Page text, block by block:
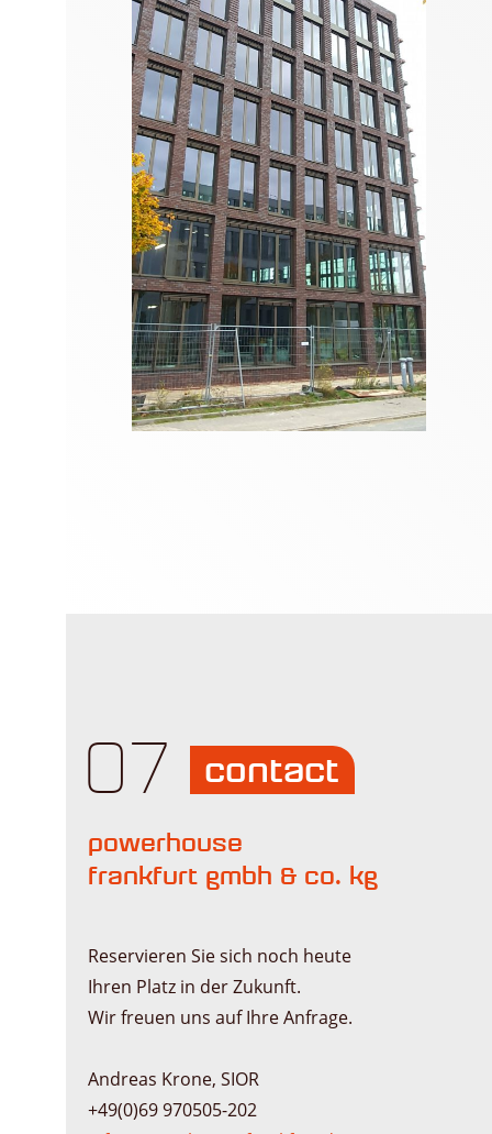
07 contact
powerhouse
frankfurt gmbh & co. kg
Reservieren Sie sich noch heute
Ihren Platz in der Zukunft.
Wir freuen uns auf Ihre Anfrage.
Andreas Krone, SIOR
+49(0)69 970505-202